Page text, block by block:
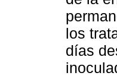
los
días